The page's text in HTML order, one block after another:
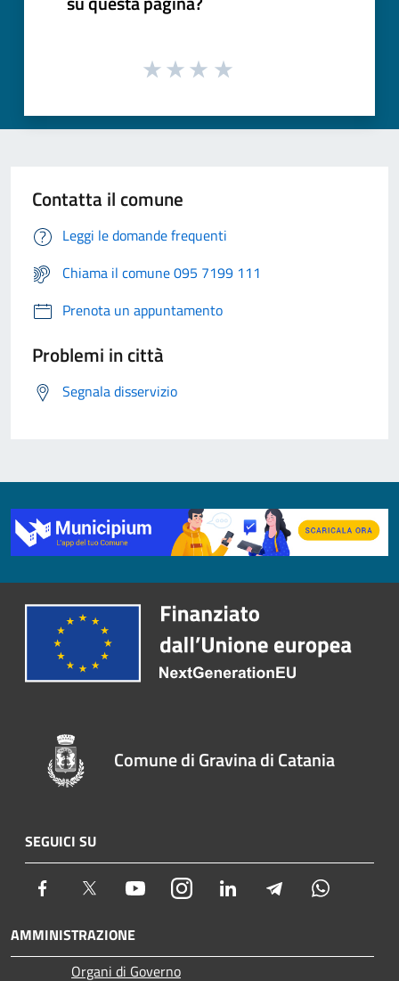
Contatta il comune
Leggi le domande frequenti
Chiama il comune 095 7199 111
Prenota un appuntamento
Problemi in città
Segnala disservizio
Comune di Gravina di Catania
SEGUICI SU
Facebook Twitter YoutubeInstagram LinkedIn Telegram
AMMINISTRAZIONE
Organi di Governo